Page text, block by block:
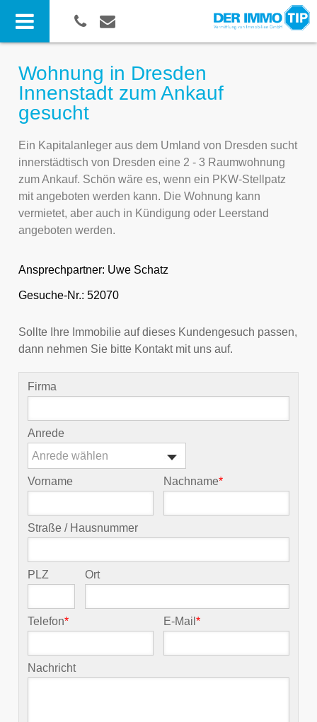
Wohnung in Dresden
Innenstadt zum Ankauf
gesucht
Ein Kapitalanleger aus dem Umland von Dresden sucht
innerstädtisch von Dresden eine 2 - 3 Raumwohnung
zum Ankauf. Schön wäre es, wenn ein PKW-Stellpatz
mit angeboten werden kann. Die Wohnung kann
vermietet, aber auch in Kündigung oder Leerstand
angeboten werden.
Ansprechpartner: Uwe Schatz
Gesuche-Nr.: 52070
Sollte Ihre Immobilie auf dieses Kundengesuch passen,
dann nehmen Sie bitte Kontakt mit uns auf.
Firma
Anrede
Anrede wählen
Vorname Nachname*
Straße / Hausnummer
PLZ Ort
Telefon* E-Mail*
Nachricht